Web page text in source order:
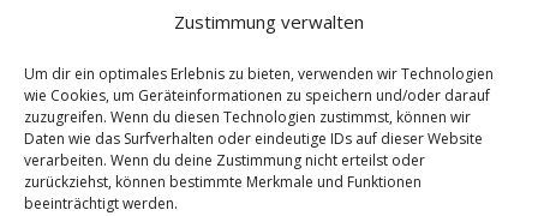
Zustimmung verwalten
Um dir ein optimales Erlebnis zu bieten, verwenden wir Technologien
wie Cookies, um Geräteinformationen zu speichern und/oder darauf
zuzugreifen. Wenn du diesen Technologien zustimmst, können wir
Daten wie das Surfverhalten oder eindeutige IDs auf dieser Website
verarbeiten. Wenn du deine Zustimmung nicht erteilst oder
zurückziehst, können bestimmte Merkmale und Funktionen
beeinträchtigt werden.
Tiefenthal Pfalz
Weisenheim am Berg (5.92 km)
Gundheim
(5.97 km)
Albisheim Pfrimm (6.24 km)
Bermersheim bei Worms